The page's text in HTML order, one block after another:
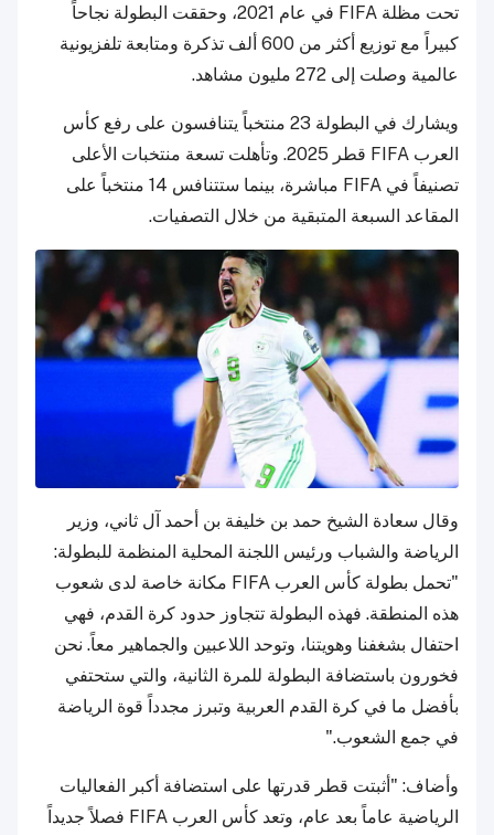
تحت مظلة FIFA في عام 2021، وحققت البطولة نجاحاً
كبيراً مع توزيع أكثر من 600 ألف تذكرة ومتابعة تلفزيونية
عالمية وصلت إلى 272 مليون مشاهد.
ويشارك في البطولة 23 منتخباً يتنافسون على رفع كأس
العرب FIFA قطر 2025. وتأهلت تسعة منتخبات الأعلى
تصنيفاً في FIFA مباشرة، بينما ستتنافس 14 منتخباً على
المقاعد السبعة المتبقية من خلال التصفيات.
وقال سعادة الشيخ حمد بن خليفة بن أحمد آل ثاني، وزير
الرياضة والشباب ورئيس اللجنة المحلية المنظمة للبطولة:
"تحمل بطولة كأس العرب FIFA مكانة خاصة لدى شعوب
هذه المنطقة. فهذه البطولة تتجاوز حدود كرة القدم، فهي
احتفال بشغفنا وهويتنا، وتوحد اللاعبين والجماهير معاً. نحن
فخورون باستضافة البطولة للمرة الثانية، والتي ستحتفي
بأفضل ما في كرة القدم العربية وتبرز مجدداً قوة الرياضة
في جمع الشعوب."
وأضاف: "أثبتت قطر قدرتها على استضافة أكبر الفعاليات
الرياضية عاماً بعد عام، وتعد كأس العرب FIFA فصلاً جديداً